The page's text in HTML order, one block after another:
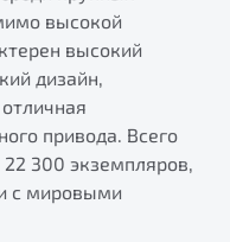
с программой
высокой
высокий
дизайн,
привода. Всего
300 экземпляров,
с мировыми